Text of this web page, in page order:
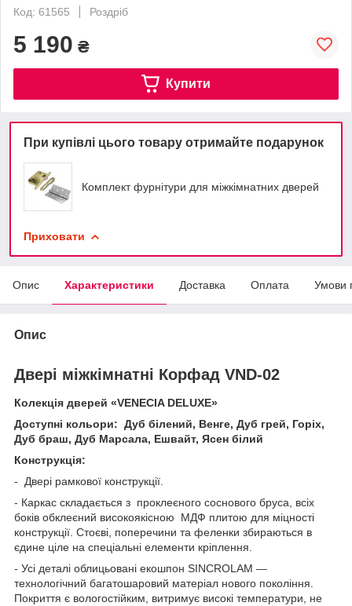
Код: 61565
Роздріб
5 190 ₴
Купити
При купівлі цього товару отримайте подарунок
Комплект фурнітури для міжкімнатних дверей
Приховати
Опис Характеристики Доставка Оплата Умови
Опис
Двері міжкімнатні Корфад VND-02
Колекція дверей «VENECIA DELUXE»
Доступні кольори: Дуб білений, Венге, Дуб грей, Горіх,
Дуб браш, Дуб Марсала, Ешвайт, Ясен білий
Конструкція:
- Двері рамкової конструкції.
- Каркас складається з проклеєного соснового бруса, всіх
боків обклеєний високоякісною МДФ плитою для міцності
конструкції. Стоєві, поперечини та феленки збираються в
єдине ціле на спеціальні елементи кріплення.
- Усі деталі облицьовані екошпон SINCROLAM —
технологічний багатошаровий матеріал нового покоління.
Покриття є вологостійким, витримує високі температури, не